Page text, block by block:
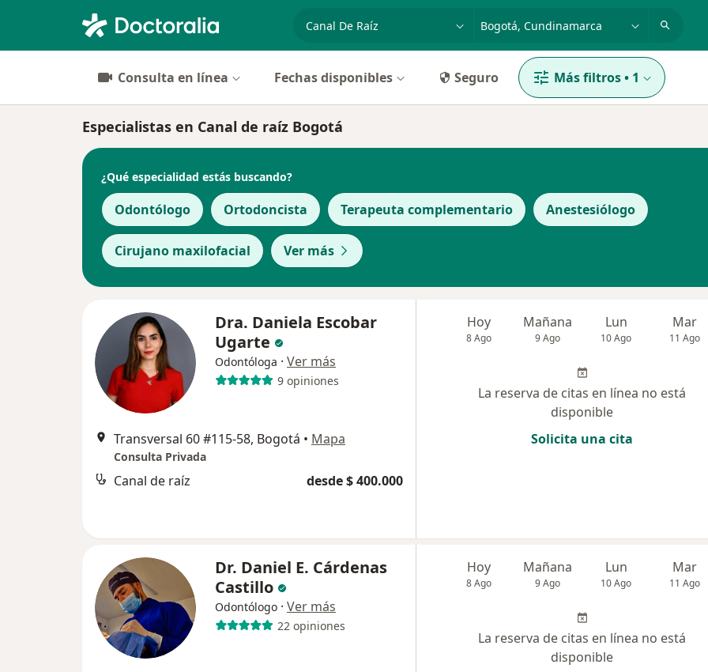
especialidad, enfermedad o nombre
p. ej. Bogotá
Consulta en línea Fechas disponibles Seguro Más filtros• 1
Especialistas en Canal de raíz Bogotá
¿Qué especialidad estás buscando?
Odontólogo Ortodoncista Terapeuta complementario Anestesiólogo
Cirujano maxilofacial Ver más
Dra. Daniela Escobar
Ugarte
Odontóloga · Ver más
9 opiniones
Transversal 60 #115-58, Bogotá • Mapa
Consulta Privada
Canal de raíz desde $ 400.000
Hoy
8 Ago
Mañana
9 Ago
Lun
10 Ago
Mar
11 Ago
La reserva de citas en línea no está
disponible
Solicita una cita
Dr. Daniel E. Cárdenas
Castillo
Odontólogo · Ver más
22 opiniones
Hoy
8 Ago
Mañana
9 Ago
Lun
10 Ago
Mar
11 Ago
La reserva de citas en línea no está
disponible